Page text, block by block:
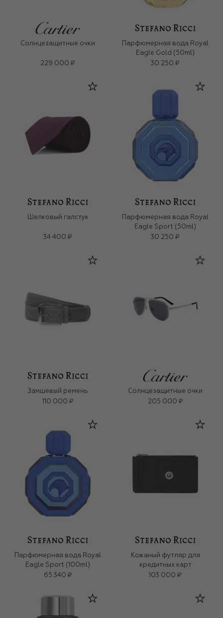
Солнцезащитные очки
229 000 ₽
Парфюмерная вода Royal
Eagle Gold (50ml)
30 250 ₽
Шелковый галстук
34 400 ₽
Парфюмерная вода Royal
Eagle Sport (50ml)
30 250 ₽
Замшевый ремень
110 000 ₽
Солнцезащитные очки
205 000 ₽
Парфюмерная вода Royal
Eagle Sport (100ml)
65 340 ₽
Кожаный футляр для
кредитных карт
103 000 ₽